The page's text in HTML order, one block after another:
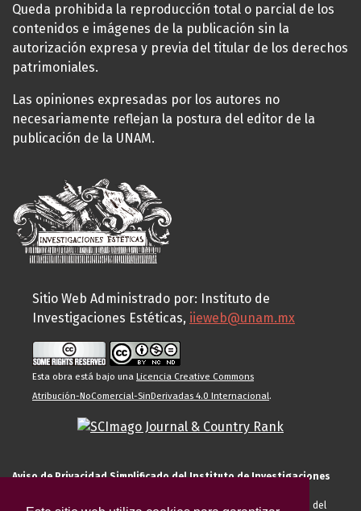
Queda prohibida la reproducción total o parcial de los
contenidos e imágenes de la publicación sin la
autorización expresa y previa del titular de los derechos
patrimoniales.
Las opiniones expresadas por los autores no
necesariamente reflejan la postura del editor de la
publicación de la UNAM.
Sitio Web Administrado por: Instituto de
Investigaciones Estéticas, iieweb@unam.mx
Esta obra está bajo una Licencia Creative Commons
Atribución-NoComercial-SinDerivadas 4.0 Internacional.
Aviso de Privacidad Simplificado del Instituto de Investigaciones
El Instituto de Investigaciones Estéticas de la UNAM, es responsable del